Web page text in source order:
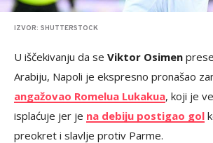
IZVOR: SHUTTERSTOCK
U iščekivanju da se Viktor Osimen
Arabiju, Napoli je ekspresno pronašao
angažovao Romelua Lukakua, koji je
isplaćuje jer je na debiju postigao gol
preokret i slavlje protiv Parme.